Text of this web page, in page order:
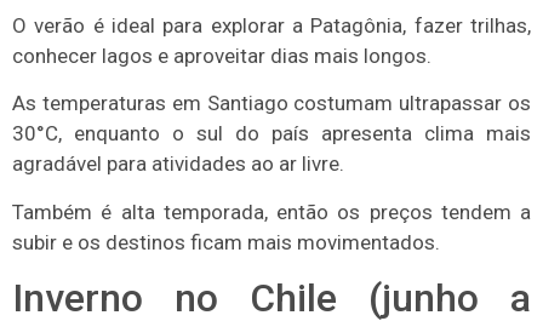
O verão é ideal para explorar a Patagônia, fazer trilhas,
conhecer lagos e aproveitar dias mais longos.
As temperaturas em Santiago costumam ultrapassar os
30°C, enquanto o sul do país apresenta clima mais
agradável para atividades ao ar livre.
Também é alta temporada, então os preços tendem a
subir e os destinos ficam mais movimentados.
Inverno no Chile (junho a